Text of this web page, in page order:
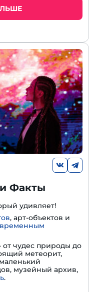
Факты
удивляет!
, арт-объектов и
чудес природы до
метеорит,
музейный архив,
.